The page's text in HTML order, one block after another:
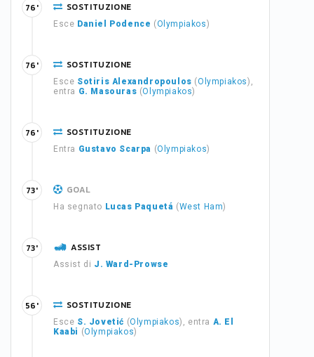
SOSTITUZIONE
Esce Daniel Podence (Olympiakos)
76'
SOSTITUZIONE
Esce Sotiris Alexandropoulos (Olympiakos),
entra G. Masouras (Olympiakos)
76'
SOSTITUZIONE
Entra Gustavo Scarpa (Olympiakos)
76'
GOAL
Ha segnato Lucas Paquetá (West Ham)
73'
ASSIST
Assist di J. Ward-Prowse
73'
SOSTITUZIONE
Esce S. Jovetić (Olympiakos), entra A. El
Kaabi (Olympiakos)
56'